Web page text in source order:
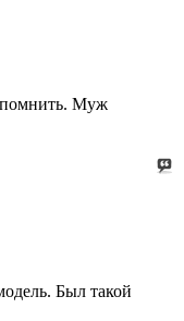
Муж
Был такой